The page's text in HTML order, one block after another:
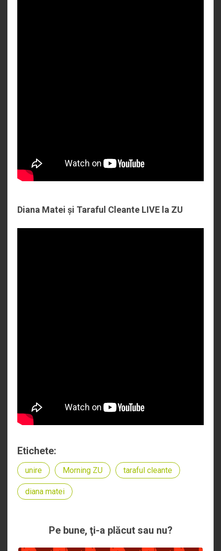
Diana Matei și Taraful Cleante LIVE la ZU
Etichete:
unire Morning ZU taraful cleante
diana matei
Pe bune, ţi-a plăcut sau nu?